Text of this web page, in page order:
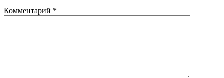
Комментарий *